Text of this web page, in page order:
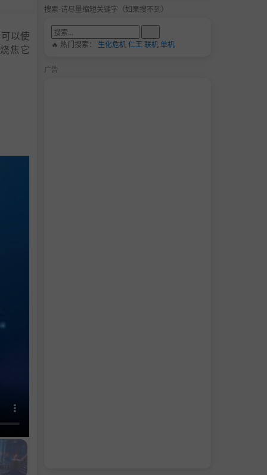
以使
焦它
搜索-请尽量缩短关键字（如果搜不到）
🔥 热门搜索： 生化危机仁王 联机单机
广告